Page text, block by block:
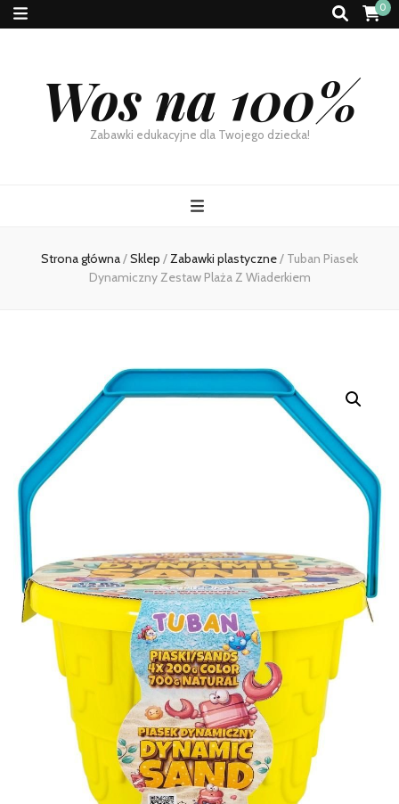
0
Wos na 100%
Zabawki edukacyjne dla Twojego dziecka!
Strona główna/Sklep /Zabawki plastyczne/ Tuban Piasek
Dynamiczny Zestaw Plaża Z Wiaderkiem